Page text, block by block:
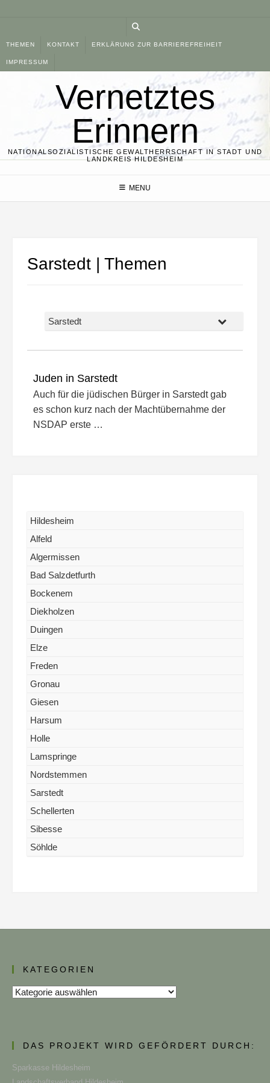
THEMEN KONTAKT ERKLÄRUNG ZUR BARRIEREFREIHEIT
IMPRESSUM
Vernetztes
Erinnern
NATIONALSOZIALISTISCHE GEWALTHERRSCHAFT IN STADT UND
LANDKREIS HILDESHEIM
MENU
Sarstedt | Themen
Sarstedt
Juden in Sarstedt
Auch für die jüdischen Bürger in Sarstedt gab
es schon kurz nach der Machtübernahme der
NSDAP erste …
Hildesheim
Alfeld
Algermissen
Bad Salzdetfurth
Bockenem
Diekholzen
Duingen
Elze
Freden
Gronau
Giesen
Harsum
Holle
Lamspringe
Nordstemmen
Sarstedt
Schellerten
Sibesse
Söhlde
KATEGORIEN
Kategorien
DAS PROJEKT WIRD GEFÖRDERT DURCH:
Sparkasse Hildesheim